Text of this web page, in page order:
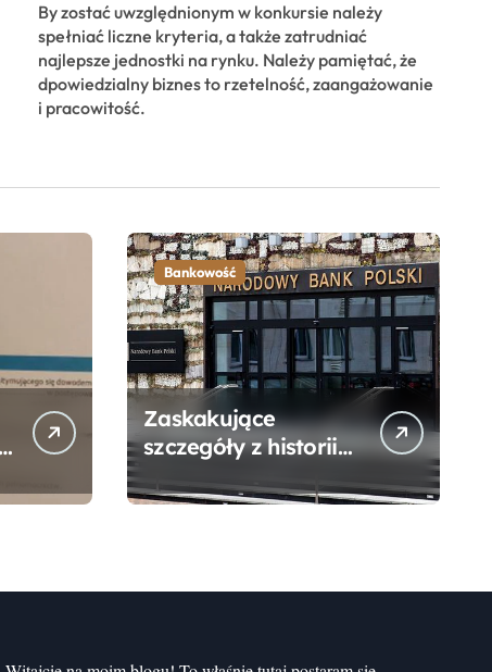
By zostać uwzględnionym w konkursie należy
spełniać liczne kryteria, a także zatrudniać
najlepsze jednostki na rynku. Należy pamiętać, że
dpowiedzialny biznes to rzetelność, zaangażowanie
i pracowitość.
Bankowość
Zaskakujące
szczegóły z historii
Narodowego Banku